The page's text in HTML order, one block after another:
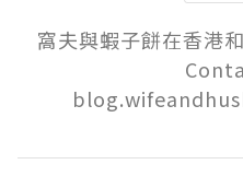
窩夫與蝦子餅在香港